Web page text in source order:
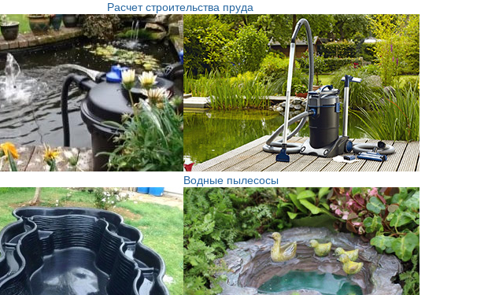
Расчет строительства пруда
Водные пылесосы